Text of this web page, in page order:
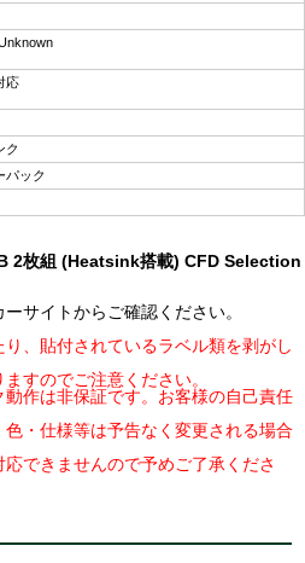
応
ク
パック
2枚組 (Heatsink搭載) CFD Selection
サイトからご確認ください。
、貼付されているラベル類を剥がし
すのでご注意ください。
作は非保証です。お客様の自己責任
・仕様等は予告なく変更される場合
できませんので予めご了承くださ